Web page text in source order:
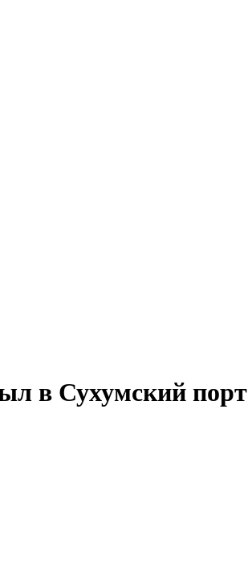
в Сухумский порт